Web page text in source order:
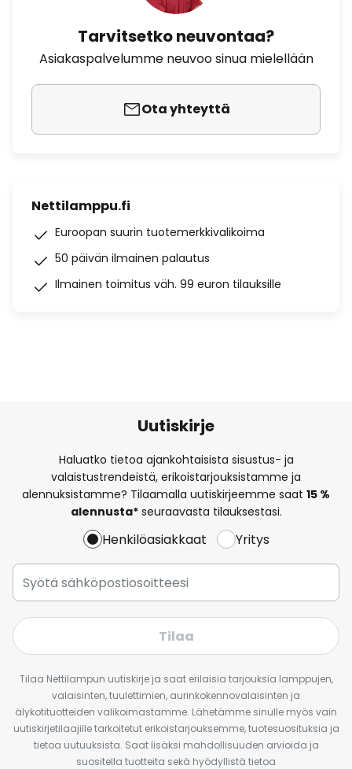
Tarvitsetko neuvontaa?
Asiakaspalvelumme neuvoo sinua mielellään
Ota yhteyttä
Nettilamppu.fi
Euroopan suurin tuotemerkkivalikoima
50 päivän ilmainen palautus
Ilmainen toimitus väh. 99 euron tilauksille
Uutiskirje
Haluatko tietoa ajankohtaisista sisustus- ja
valaistustrendeistä, erikoistarjouksistamme ja
alennuksistamme? Tilaamalla uutiskirjeemme saat 15 %
alennusta*seuraavasta tilauksestasi.
Henkilöasiakkaat Yritys
Tilaa
Tilaa Nettilampun uutiskirje ja saat erilaisia tarjouksia lamppujen,
valaisinten, tuulettimien, aurinkokennovalaisinten ja
älykotituotteiden valikoimastamme. Lähetämme sinulle myös vain
uutiskirjetilaajille tarkoitetut erikoistarjouksemme, tuotesuosituksia ja
tietoa uutuuksista. Saat lisäksi mahdollisuuden arvioida ja
suositella tuotteita sekä hyödyllistä tietoa